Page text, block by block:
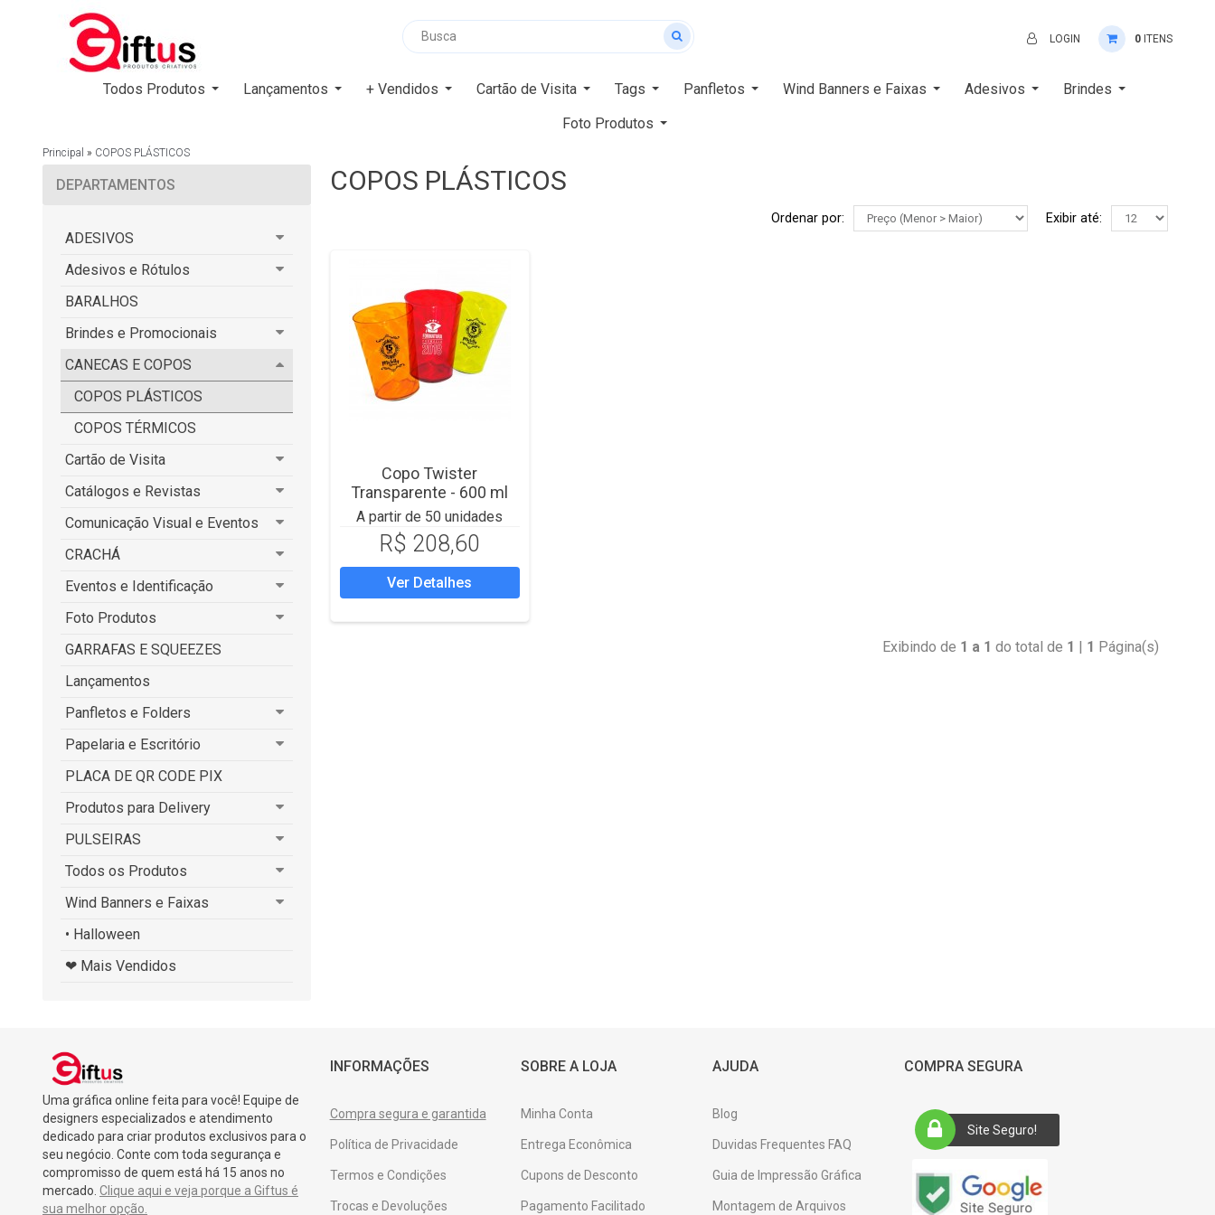
LOGIN 0 ITENS
Todos Produtos Lançamentos + Vendidos Cartão de Visita Tags Panfletos Wind Banners e Faixas Adesivos
Brindes
Foto Produtos
Principal » COPOS PLÁSTICOS
DEPARTAMENTOS
ADESIVOS
Adesivos e Rótulos
BARALHOS
Brindes e Promocionais
CANECAS E COPOS
COPOS PLÁSTICOS
COPOS TÉRMICOS
Cartão de Visita
Catálogos e Revistas
Comunicação Visual e Eventos
CRACHÁ
Eventos e Identificação
Foto Produtos
GARRAFAS E SQUEEZES
Lançamentos
Panfletos e Folders
Papelaria e Escritório
PLACA DE QR CODE PIX
Produtos para Delivery
PULSEIRAS
Todos os Produtos
Wind Banners e Faixas
• Halloween
❤ Mais Vendidos
COPOS PLÁSTICOS
Ordenar por: Exibir até:
Copo Twister
Transparente - 600 ml
A partir de 50 unidades
R$ 208,60
Ver Detalhes
Exibindo de 1 a 1 do total de 1 | 1 Página(s)
Uma gráfica online feita para você! Equipe de
designers especializados e atendimento
dedicado para criar produtos exclusivos para o
seu negócio. Conte com toda segurança e
compromisso de quem está há 15 anos no
mercado. Clique aqui e veja porque a Giftus é
sua melhor opção.
INFORMAÇÕES
Compra segura e garantida
Política de Privacidade
Termos e Condições
Trocas e Devoluções
SOBRE A LOJA
Minha Conta
Entrega Econômica
Cupons de Desconto
Pagamento Facilitado
AJUDA
Blog
Duvidas Frequentes FAQ
Guia de Impressão Gráfica
Montagem de Arquivos
COMPRA SEGURA
Site Seguro!